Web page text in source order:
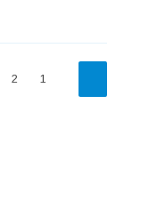
1
2